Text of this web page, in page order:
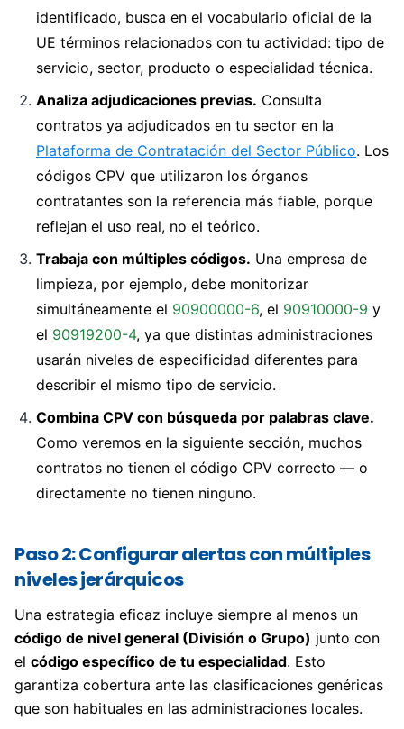
identificado, busca en el vocabulario oficial de la
UE términos relacionados con tu actividad: tipo de
servicio, sector, producto o especialidad técnica.
Analiza adjudicaciones previas. Consulta
contratos ya adjudicados en tu sector en la
Plataforma de Contratación del Sector Público. Los
códigos CPV que utilizaron los órganos
contratantes son la referencia más fiable, porque
reflejan el uso real, no el teórico.
Trabaja con múltiples códigos. Una empresa de
limpieza, por ejemplo, debe monitorizar
simultáneamente el 90900000-6, el 90910000-9 y
el 90919200-4, ya que distintas administraciones
usarán niveles de especificidad diferentes para
describir el mismo tipo de servicio.
Combina CPV con búsqueda por palabras clave.
Como veremos en la siguiente sección, muchos
contratos no tienen el código CPV correcto — o
directamente no tienen ninguno.
Paso 2: Configurar alertas con múltiples
niveles jerárquicos
Una estrategia eficaz incluye siempre al menos un
código de nivel general (División o Grupo) junto con
el código específico de tu especialidad. Esto
garantiza cobertura ante las clasificaciones genéricas
que son habituales en las administraciones locales.